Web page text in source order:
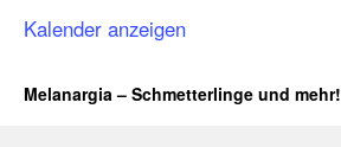
Kalender anzeigen
Melanargia – Schmetterlinge und mehr!